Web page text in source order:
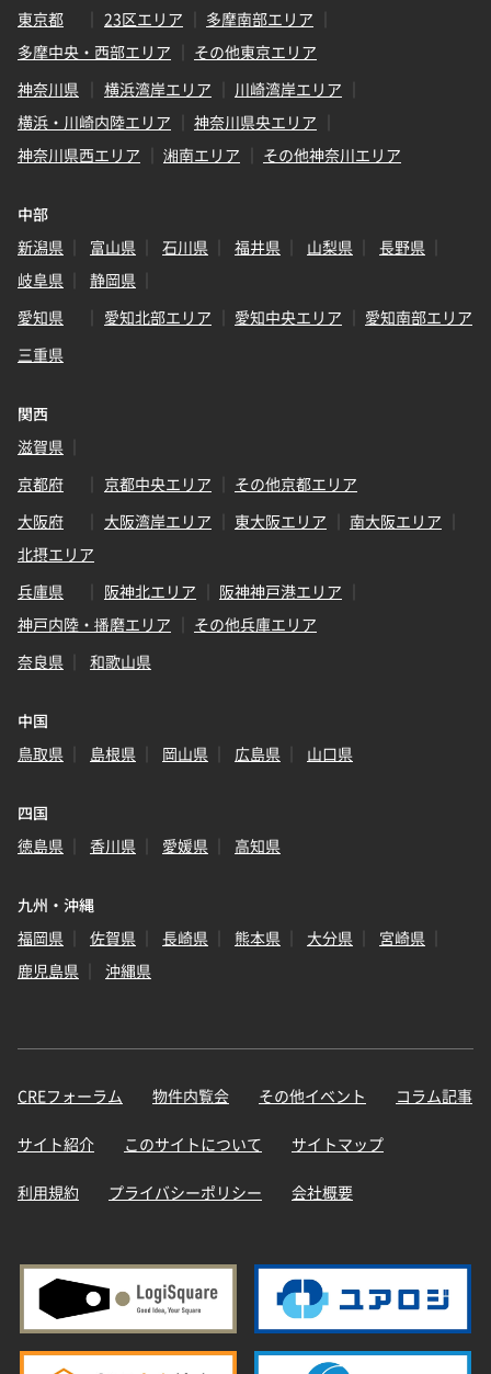
東京都
23区エリア
多摩南部エリア
多摩中央・西部エリア
その他東京エリア
神奈川県
横浜湾岸エリア
川崎湾岸エリア
横浜・川崎内陸エリア
神奈川県央エリア
神奈川県西エリア
湘南エリア その他神奈川エリア
中部
新潟県
富山県 石川県 福井県 山梨県
長野県
岐阜県
静岡県
愛知県
愛知北部エリア 愛知中央エリア
愛知南部エリア
三重県
関西
滋賀県
京都府
京都中央エリア
その他京都エリア
大阪府
大阪湾岸エリア 東大阪エリア
南大阪エリア
北摂エリア
兵庫県
阪神北エリア
阪神神戸港エリア
神戸内陸・播磨エリア
その他兵庫エリア
奈良県
和歌山県
中国
鳥取県
島根県 岡山県 広島県 山口県
四国
徳島県
香川県 愛媛県 高知県
九州・沖縄
福岡県
佐賀県 長崎県 熊本県 大分県
宮崎県
鹿児島県
沖縄県
CREフォーラム 物件内覧会 その他イベント コラム記事
サイト紹介 このサイトについて サイトマップ
利用規約 プライバシーポリシー 会社概要